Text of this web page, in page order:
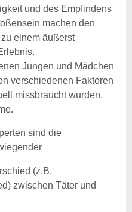
und des Empfindens
machen den
einem äußerst
Jungen und Mädchen
verschiedenen Faktoren
missbraucht wurden,
sind die
(z.B.
zwischen Täter und